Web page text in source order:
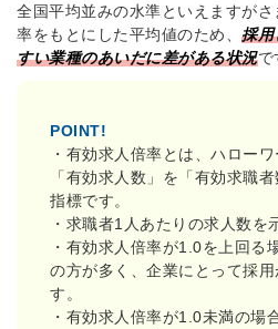
全国平均並みの水準といえますが
率をもとにした平均値のため、 採用
すい業種のあいだに差がある状況で
POINT!
・有効求人倍率とは、ハロー
「有効求人数」を「有効求職
指標です。
・求職者1人あたりの求人数を
・有効求人倍率が1.0を上回る
の方が多く、企業にとって採
す。
・有効求人倍率が1.0未満の場